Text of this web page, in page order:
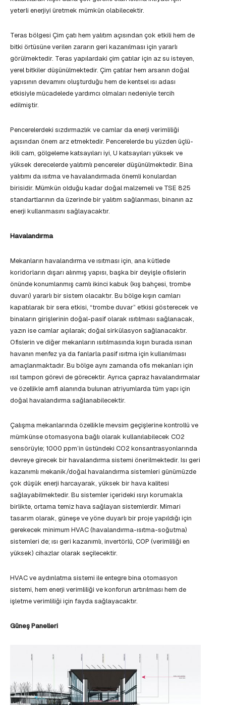
yeterli enerjiyi üretmek mümkün olabilecektir.
Teras bölgesi Çim çatı hem yalıtım açısından çok etkili hem de
bitki örtüsüne verilen zararın geri kazanılması için yararlı
görülmektedir. Teras yapılardaki çim çatılar için az su isteyen,
yerel bitkiler düşünülmektedir. Çim çatılar hem arsanın doğal
yapısının devamını oluşturduğu hem de kentsel ısı adası
etkisiyle mücadelede yardımcı olmaları nedeniyle tercih
edilmiştir.
Pencerelerdeki sızdırmazlık ve camlar da enerji verimliliği
açısından önem arz etmektedir. Pencerelerde bu yüzden üçlü-
ikili cam, gölgeleme katsayıları iyi, U katsayıları yüksek ve
yüksek derecelerde yalıtımlı pencereler düşünülmektedir. Bina
yalıtımı da ısıtma ve havalandırmada önemli konulardan
birisidir. Mümkün olduğu kadar doğal malzemeli ve TSE 825
standartlarının da üzerinde bir yalıtım sağlanması, binanın az
enerji kullanmasını sağlayacaktır.
Havalandırma
Mekanların havalandırma ve ısıtması için, ana kütlede
koridorların dışarı alınmış yapısı, başka bir deyişle ofislerin
önünde konumlanmış camlı ikinci kabuk (kış bahçesi, trombe
duvarı) yararlı bir sistem olacaktır. Bu bölge kışın camları
kapatılarak bir sera etkisi, “trombe duvar” etkisi gösterecek ve
binaların girişlerinin doğal-pasif olarak ısıtılması sağlanacak,
yazın ise camlar açılarak; doğal sirkülasyon sağlanacaktır.
Ofislerin ve diğer mekanların ısıtılmasında kışın burada ısınan
havanın menfez ya da fanlarla pasif ısıtma için kullanılması
amaçlanmaktadır. Bu bölge aynı zamanda ofis mekanları için
ısıl tampon görevi de görecektir. Ayrıca çapraz havalandırmalar
ve özellikle amfi alanında bulunan atriyumlarda tüm yapı için
doğal havalandırma sağlanabilecektir.
Çalışma mekanlarında özellikle mevsim geçişlerine kontrollü ve
mümkünse otomasyona bağlı olarak kullanılabilecek CO2
sensörüyle; 1000 ppm’in üstündeki CO2 konsantrasyonlarında
devreye girecek bir havalandırma sistemi önerilmektedir. Isı geri
kazanımlı mekanik/doğal havalandırma sistemleri günümüzde
çok düşük enerji harcayarak, yüksek bir hava kalitesi
sağlayabilmektedir. Bu sistemler içerideki ısıyı korumakla
birlikte, ortama temiz hava sağlayan sistemlerdir. Mimari
tasarım olarak, güneşe ve yöne duyarlı bir proje yapıldığı için
gerekecek minimum HVAC (havalandırma-ısıtma-soğutma)
sistemleri de; ısı geri kazanımlı, invertörlü, COP (verimliliği en
yüksek) cihazlar olarak seçilecektir.
HVAC ve aydınlatma sistemi ile entegre bina otomasyon
sistemi, hem enerji verimliliği ve konforun artırılması hem de
işletme verimliliği için fayda sağlayacaktır.
Güneş Panelleri